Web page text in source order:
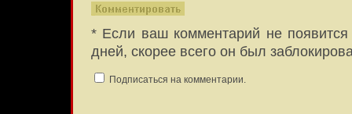
* Если ваш комментарий не появится
дней, скорее всего он был
Подписаться на комментарии.